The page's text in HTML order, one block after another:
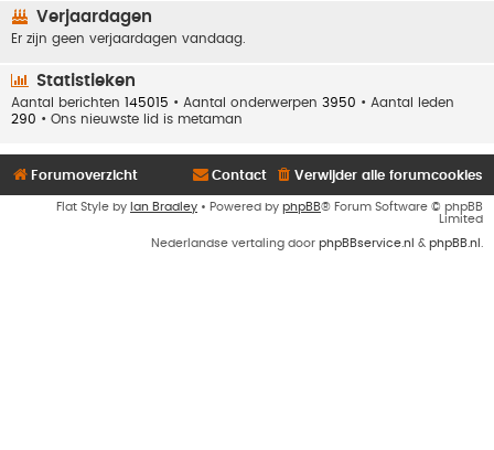
Verjaardagen
Er zijn geen verjaardagen vandaag.
Statistieken
Aantal berichten 145015 • Aantal onderwerpen 3950 • Aantal leden
290 • Ons nieuwste lid is metaman
Forumoverzicht Verwijder alle forumcookies
Contact
Flat Style by Ian Bradley • Powered by phpBB® Forum Software © phpBB
Limited
Nederlandse vertaling door phpBBservice.nl & phpBB.nl